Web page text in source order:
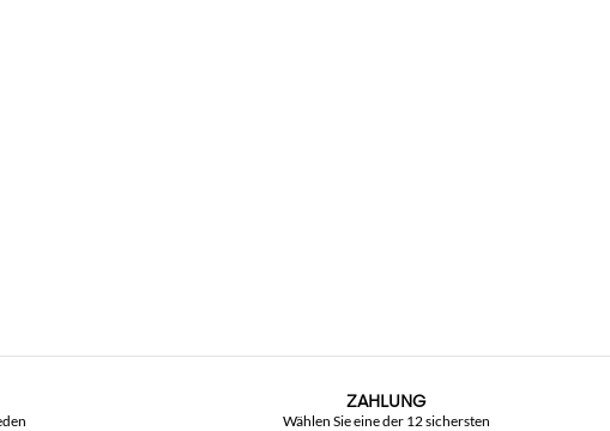
ZAHLUNG
Wählen Sie eine der 12 sichersten